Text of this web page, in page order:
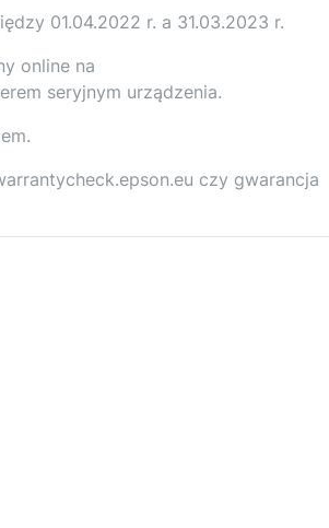
01.04.2022 r. a 31.03.2023 r.
online na
seryjnym urządzenia.
czy gwarancja